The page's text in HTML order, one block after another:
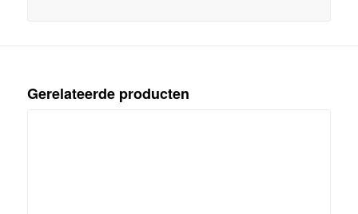
Gerelateerde producten